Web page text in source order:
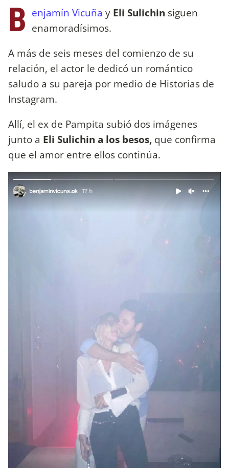
B enjamín Vicuña y Eli Sulichin siguen
enamoradísimos.
A más de seis meses del comienzo de su
relación, el actor le dedicó un romántico
saludo a su pareja por medio de Historias de
Instagram.
Allí, el ex de Pampita subió dos imágenes
junto a Eli Sulichin a los besos, que confirma
que el amor entre ellos continúa.